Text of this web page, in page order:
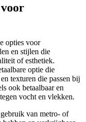
opties voor
en stijlen die
of esthetiek.
optie die
texturen die passen bij
ook betaalbaar en
vocht en vlekken.
van metro- of